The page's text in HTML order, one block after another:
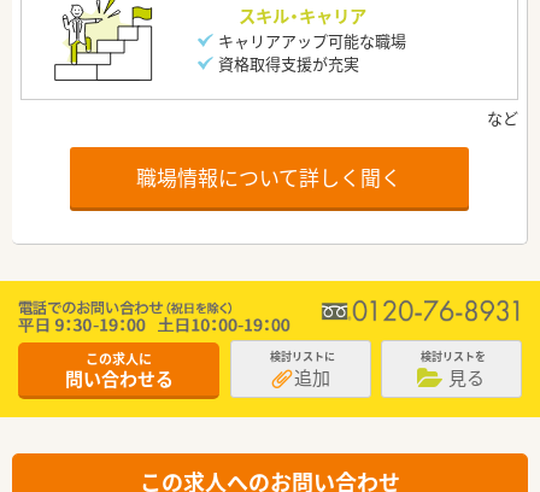
スキル・キャリア
キャリアアップ可能な職場
資格取得支援が充実
職場情報について詳しく聞く
この求人に
問い合わせる
検討リストに
追加
検討リストを
見る
この求人へのお問い合わせ